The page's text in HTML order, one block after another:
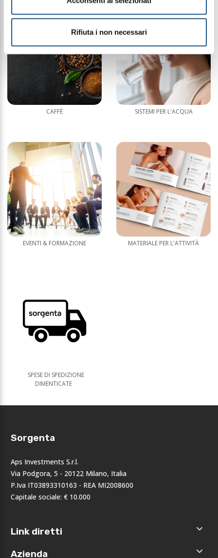
Rifiuta i non necessari
CAFFÈ SISTEMI PER L'ACQUA
EVENTI & FORMAZIONE MATERIALE PER L'ATTIVITÀ
SPESE DI SPEDIZIONE
DIMENTICATE
Sorgenta
Aps Investments S.r.l.
Via Podgora, 5 - 20122 Milano, Italia
P.Iva IT03893310163 - REA MI2008600
Capitale sociale: € 10.000
Link diretti
Home
Azienda